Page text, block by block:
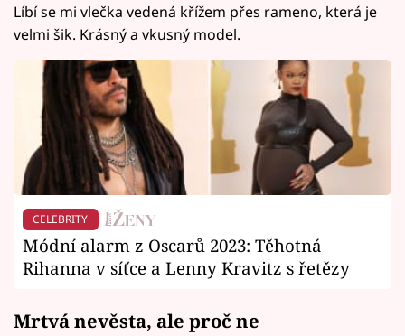
Líbí se mi vlečka vedená křížem přes rameno, která je
velmi šik. Krásný a vkusný model.
CELEBRITY
Módní alarm z Oscarů 2023: Těhotná
Rihanna v síťce a Lenny Kravitz s řetězy
Mrtvá nevěsta, ale proč ne